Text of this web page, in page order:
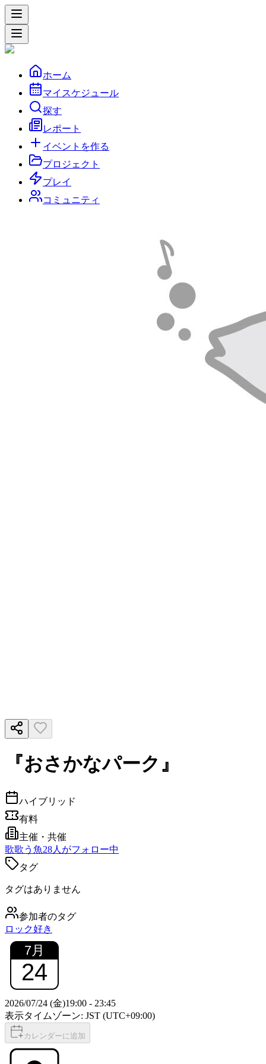
ホーム
マイスケジュール
探す
レポート
イベントを作る
プロジェクト
プレイ
コミュニティ
『おさかなパーク』
ハイブリッド
有料
主催・共催
歌歌う魚28人がフォロー中
タグ
タグはありません
参加者のタグ
ロック好き
7月
24
2026/07/24 (金)19:00 - 23:45
表示タイムゾーン: JST (UTC+09:00)
カレンダーに追加